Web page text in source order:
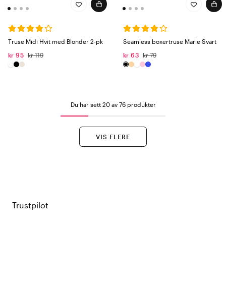
Truse Midi Hvit med Blonder 2-pk
kr 95 kr 119
Seamless boxertruse Marie Svart
kr 63 kr 79
Du har sett 20 av 76 produkter
VIS FLERE
Trustpilot